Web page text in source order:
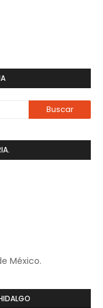
México.